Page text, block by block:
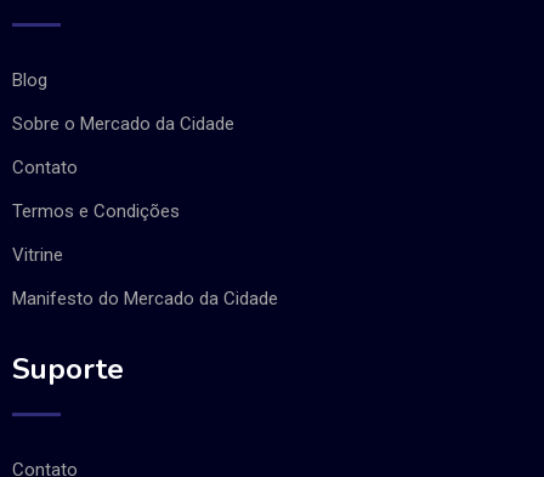
Blog
Sobre o Mercado da Cidade
Contato
Termos e Condições
Vitrine
Manifesto do Mercado da Cidade
Suporte
Contato